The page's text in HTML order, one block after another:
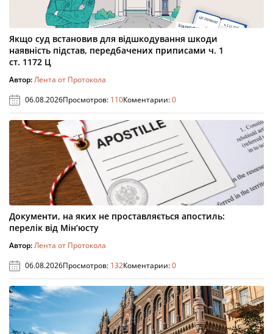
Якщо суд встановив для відшкодування шкоди
наявність підстав, передбачених приписами ч. 1
ст. 1172 Ц
Автор:Лента от Протокола
06.08.2026Просмотров: 110Коментарии:0
Документи, на яких не проставляється апостиль:
перелік від Мін’юсту
Автор:Лента от Протокола
06.08.2026Просмотров: 132Коментарии:0